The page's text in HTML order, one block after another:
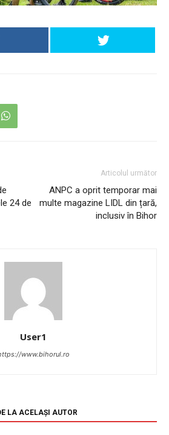
24 de
Articolul următor
ANPC a oprit temporar mai
multe magazine LIDL din țară,
inclusiv în Bihor
User1
www.bihorul.ro
LA ACELAȘI AUTOR